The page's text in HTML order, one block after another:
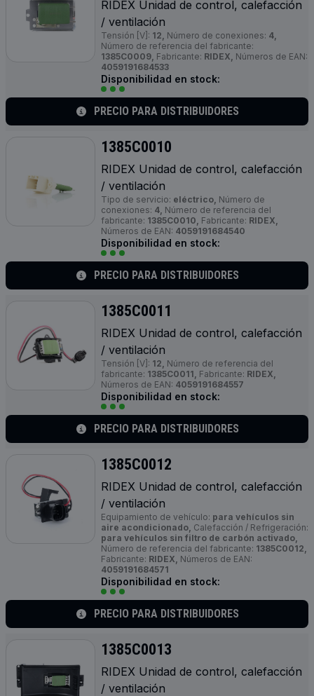
RIDEX Unidad de control, calefacción
/ ventilación
Tensión [V]: 12, Número de conexiones: 4,
Número de referencia del fabricante:
1385C0009, Fabricante: RIDEX, Números de EAN:
4059191684533
Disponibilidad en stock:
PRECIO PARA DISTRIBUIDORES
1385C0010
RIDEX Unidad de control, calefacción
/ ventilación
Tipo de servicio: eléctrico, Número de
conexiones: 4, Número de referencia del
fabricante: 1385C0010, Fabricante: RIDEX,
Números de EAN: 4059191684540
Disponibilidad en stock:
PRECIO PARA DISTRIBUIDORES
1385C0011
RIDEX Unidad de control, calefacción
/ ventilación
Tensión [V]: 12, Número de referencia del
fabricante: 1385C0011, Fabricante: RIDEX,
Números de EAN: 4059191684557
Disponibilidad en stock:
PRECIO PARA DISTRIBUIDORES
1385C0012
RIDEX Unidad de control, calefacción
/ ventilación
Equipamiento de vehículo: para vehículos sin
aire acondicionado, Calefacción / Refrigeración:
para vehículos sin filtro de carbón activado,
Número de referencia del fabricante: 1385C0012,
Fabricante: RIDEX, Números de EAN:
4059191684571
Disponibilidad en stock:
PRECIO PARA DISTRIBUIDORES
1385C0013
RIDEX Unidad de control, calefacción
/ ventilación